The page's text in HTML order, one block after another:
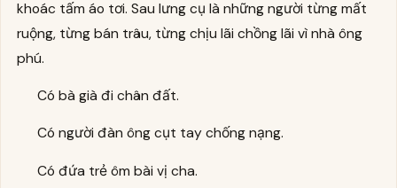
khoác tấm áo tơi. Sau lưng cụ là những người từng mất
ruộng, từng bán trâu, từng chịu lãi chồng lãi vì nhà ông
phú.
Có bà già đi chân đất.
Có người đàn ông cụt tay chống nạng.
Có đứa trẻ ôm bài vị cha.